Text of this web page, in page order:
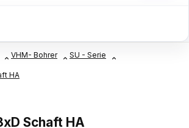
VHM- Bohrer SU - Serie
HA
Schaft HA